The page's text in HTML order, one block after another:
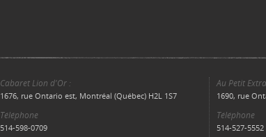
Cabaret Lion d'Or :
1676, rue Ontario est, Montréal (Québec) H2L 1S7
Téléphone
514-598-0709
Au Petit
1690, rue
Téléphone
514-527-5552